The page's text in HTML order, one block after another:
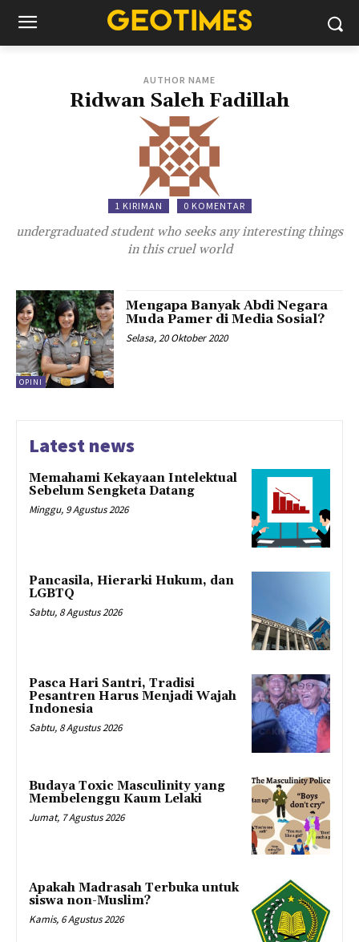
AUTHOR NAME
Ridwan Saleh Fadillah
1 KIRIMAN 0 KOMENTAR
undergraduated student who seeks any interesting things
in this cruel world
OPINI
Mengapa Banyak Abdi Negara
Muda Pamer di Media Sosial?
Selasa, 20 Oktober 2020
Latest news
Memahami Kekayaan Intelektual
Sebelum Sengketa Datang
Minggu, 9 Agustus 2026
Pancasila, Hierarki Hukum, dan
LGBTQ
Sabtu, 8 Agustus 2026
Pasca Hari Santri, Tradisi
Pesantren Harus Menjadi Wajah
Indonesia
Sabtu, 8 Agustus 2026
Budaya Toxic Masculinity yang
Membelenggu Kaum Lelaki
Jumat, 7 Agustus 2026
Apakah Madrasah Terbuka untuk
siswa non-Muslim?
Kamis, 6 Agustus 2026